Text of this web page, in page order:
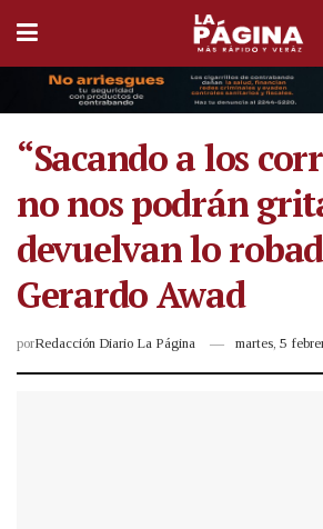
“Sacando a los
no nos podrán
devuelvan lo
Gerardo Awad
porRedacción Diario La Página martes, 5